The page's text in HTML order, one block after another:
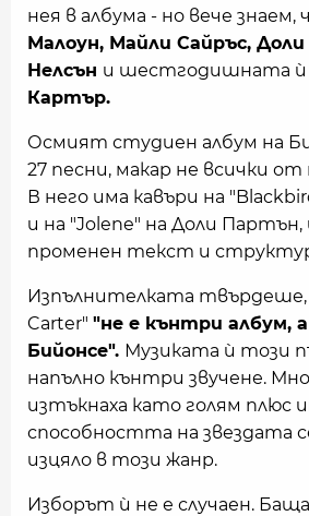
нея в албума - но вече знаем,
Малоун, Майли Сайръс,
Нелсън и шестгодишната ѝ
Картър.
Осмият студиен албум на
27 песни, макар не всички от
В него има кавъри на
и на "Jolene" на Доли Партън,
променен текст и
Изпълнителката твърдеше,
Carter" "не е кънтри албум,
Бийонсе". Музиката ѝ този
напълно кънтри звучене.
изтъкнаха като голям плюс
способността на звездата
изцяло в този жанр.
Изборът ѝ не е случаен.